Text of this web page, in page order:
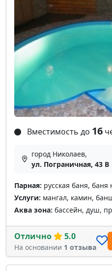
Вместимость до 16
город Николаев,
ул. Пограничная, 43 В
Парная: русская баня, баня
Услуги: мангал, камин,
Аква зона: бассейн, душ,
Отлично 5.0
На основании 1 отзыва